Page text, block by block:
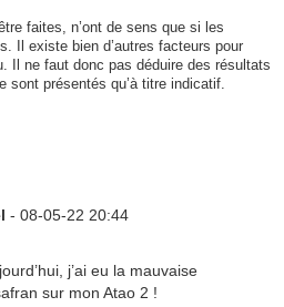
faites, n’ont de sens que si les
Il existe bien d’autres facteurs pour
Il ne faut donc pas déduire des résultats
sont présentés qu’à titre indicatif.
- 08-05-22 20:44
j’ai eu la mauvaise
sur mon Atao 2 !